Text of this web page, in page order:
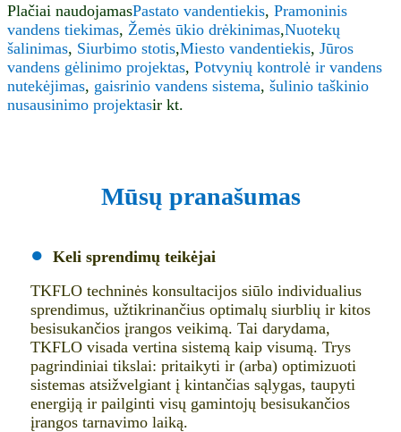
Plačiai naudojamasPastato vandentiekis, Pramoninis
vandens tiekimas, Žemės ūkio drėkinimas,Nuotekų
šalinimas, Siurbimo stotis,Miesto vandentiekis, Jūros
vandens gėlinimo projektas, Potvynių kontrolė ir vandens
nutekėjimas, gaisrinio vandens sistema, šulinio taškinio
nusausinimo projektasir kt.
Mūsų pranašumas
● Keli sprendimų teikėjai
TKFLO techninės konsultacijos siūlo individualius
sprendimus, užtikrinančius optimalų siurblių ir kitos
besisukančios įrangos veikimą. Tai darydama,
TKFLO visada vertina sistemą kaip visumą. Trys
pagrindiniai tikslai: pritaikyti ir (arba) optimizuoti
sistemas atsižvelgiant į kintančias sąlygas, taupyti
energiją ir pailginti visų gamintojų besisukančios
įrangos tarnavimo laiką.